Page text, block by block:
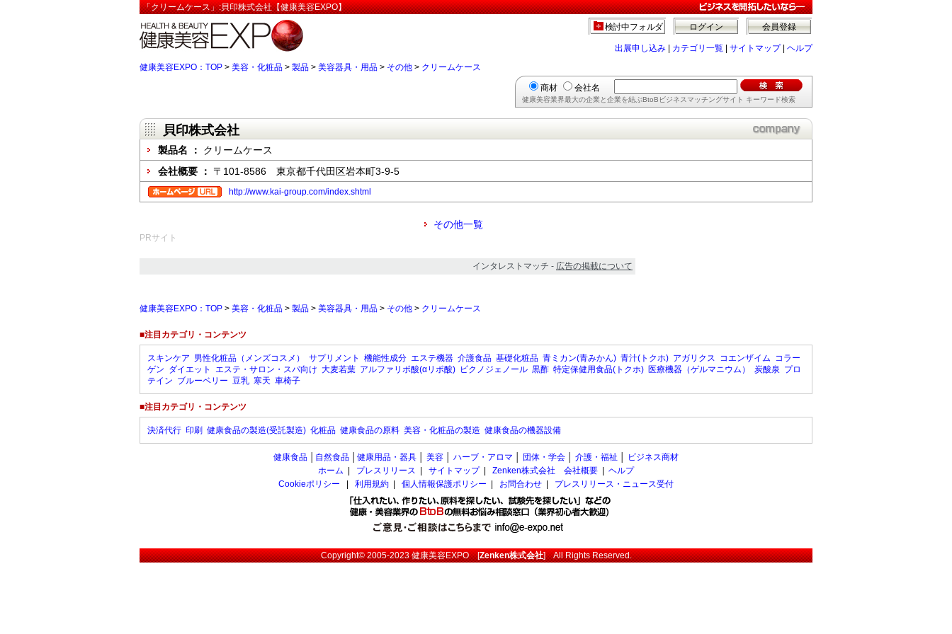
「クリームケース」:貝印株式会社【健康美容EXPO】
会員登録
ログイン
検討中フォルダ
出展申し込み カテゴリ一覧 サイトマップ| ヘルプ
健康美容EXPO：TOP > 美容・化粧品 > 製品 > 美容器具・用品 > その他 > クリームケース
商材 会社名
健康美容業界最大の企業と企業を結ぶBtoBビジネスマッチングサイト キーワード検索
貝印株式会社
製品名 ： クリームケース
会社概要 ： 〒101-8586 東京都千代田区岩本町3-9-5
http://www.kai-group.com/index.shtml
その他一覧
PRサイト
インタレストマッチ - 広告の掲載について
健康美容EXPO：TOP > 美容・化粧品 > 製品 > 美容器具・用品 > その他 > クリームケース
■注目カテゴリ・コンテンツ
スキンケア 男性化粧品（メンズコスメ） サプリメント 機能性成分 エステ機器 介護食品 基礎化粧品 青ミカン(青みかん) 青汁(トクホ) アガリクス コエンザイム コラー
ゲン ダイエット エステ・サロン・スパ向け 大麦若葉 アルファリポ酸(αリポ酸) ピクノジェノール 黒酢 特定保健用食品(トクホ) 医療機器（ゲルマニウム） 炭酸泉 プロ
テイン ブルーベリー 豆乳 寒天 車椅子
■注目カテゴリ・コンテンツ
決済代行 印刷 健康食品の製造(受託製造) 化粧品 健康食品の原料 美容・化粧品の製造 健康食品の機器設備
健康食品 自然食品 健康用品・器具 美容 ハーブ・アロマ 団体・学会 介護・福祉
ビジネス商材
ホーム
プレスリリース サイトマップ| Zenken株式会社 会社概要
ヘルプ
Cookieポリシー
利用規約 個人情報保護ポリシー お問合わせ プレスリリース・ニュース受付
Copyright© 2005-2023健康美容EXPO[Zenken株式会社] All Rights Reserved.